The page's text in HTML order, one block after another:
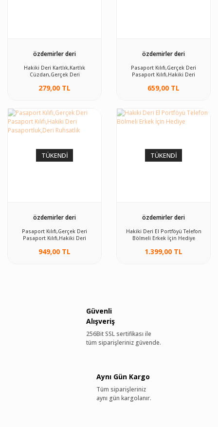
özdemirler deri
Hakiki Deri Kartlık,Kartlık
Cüzdan,Gerçek Deri
Ebat Unisex
279,00 TL
özdemirler deri
Pasaport Kılıfı,Gerçek Deri
Pasaport Kılıfı,Hakiki Deri
Tek Ebat Unisex
659,00 TL
TÜKENDİ
özdemirler deri
Pasaport Kılıfı,Gerçek Deri
Pasaport Kılıfı,Hakiki Deri
949,00 TL
TÜKENDİ
özdemirler deri
Hakiki Deri El Portföyü Telefon
Bölmeli Erkek İçin Hediye
1.399,00 TL
Güvenli
Alışveriş
256Bit SSL sertifikası ile
tüm siparişleriniz güvende.
Aynı Gün Kargo
Tüm siparişleriniz
aynı gün kargolanır.